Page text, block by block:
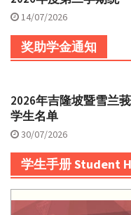
14/07/2026
奖助学金通知
2026年吉隆坡暨雪兰
学生名单
30/07/2026
学生手册 Student